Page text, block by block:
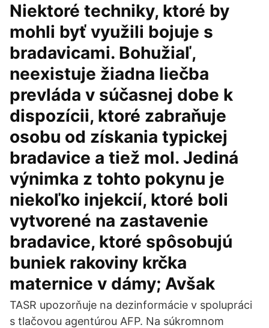
Niektoré techniky, ktoré by
mohli byť využili bojuje s
bradavicami. Bohužiaľ,
neexistuje žiadna liečba
prevláda v súčasnej dobe k
dispozícii, ktoré zabraňuje
osobu od získania typickej
bradavice a tiež mol. Jediná
výnimka z tohto pokynu je
niekoľko injekcií, ktoré boli
vytvorené na zastavenie
bradavice, ktoré spôsobujú
buniek rakoviny krčka
maternice v dámy; Avšak
TASR upozorňuje na dezinformácie v spolupráci
s tlačovou agentúrou AFP. Na súkromnom